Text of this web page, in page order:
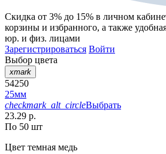
Скидка от 3% до 15% в личном
корзины и избранного, а также
юр. и физ. лицами
Зарегистрироваться Войти
Выбор цвета
xmark
54250
25мм
checkmark_alt_circleВыбрать
23.29 р.
По 50 шт
Цвет темная медь